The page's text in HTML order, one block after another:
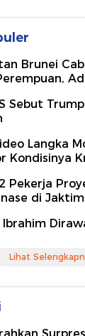
Brunei
Sebut
Langka
Kondisinya
Pekerja
di Jaktim
Lihat